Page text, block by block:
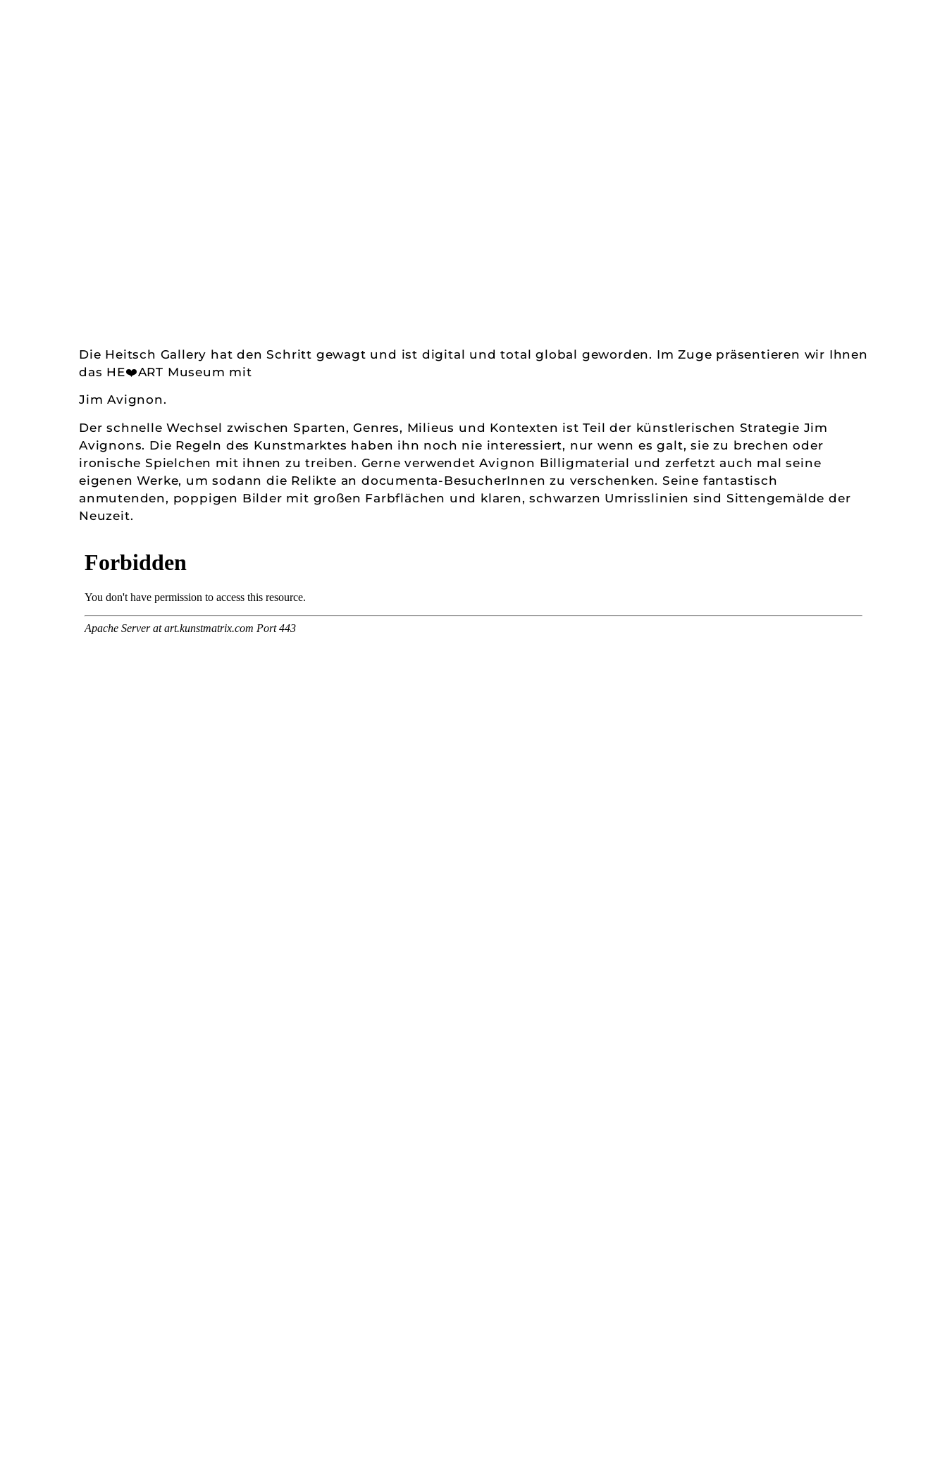
Die Heitsch Gallery hat den Schritt gewagt und ist digital und total global geworden. Im Zuge präsentieren wir Ihnen
das HE❤️ART Museum mit
Jim Avignon.
Der schnelle Wechsel zwischen Sparten, Genres, Milieus und Kontexten ist Teil der künstlerischen Strategie Jim
Avignons. Die Regeln des Kunstmarktes haben ihn noch nie interessiert, nur wenn es galt, sie zu brechen oder
ironische Spielchen mit ihnen zu treiben. Gerne verwendet Avignon Billigmaterial und zerfetzt auch mal seine
eigenen Werke, um sodann die Relikte an documenta-BesucherInnen zu verschenken. Seine fantastisch
anmutenden, poppigen Bilder mit großen Farbflächen und klaren, schwarzen Umrisslinien sind Sittengemälde der
Neuzeit.